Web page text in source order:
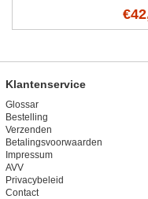
Klantenservice
Glossar
Bestelling
Verzenden
Betalingsvoorwaarden
Impressum
AVV
Privacybeleid
Contact